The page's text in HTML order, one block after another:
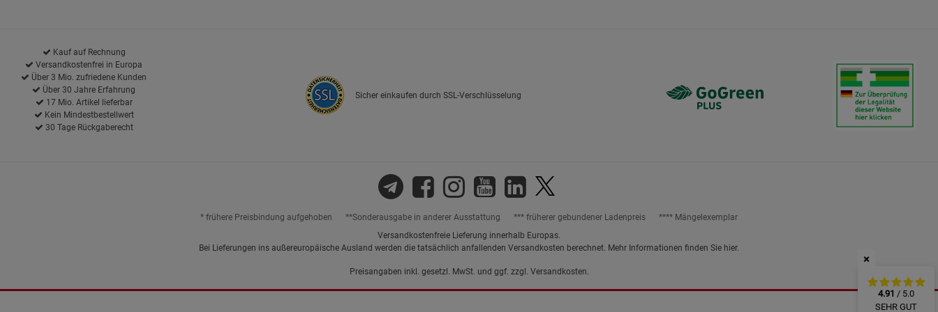
×
4.91 / 5.0
SEHR GUT
Kauf auf Rechnung
Versandkostenfrei in Europa
Über 3 Mio. zufriedene Kunden
Über 30 Jahre Erfahrung
17 Mio. Artikel lieferbar
Kein Mindestbestellwert
30 Tage Rückgaberecht
Sicher einkaufen durch SSL-Verschlüsselung
* frühere Preisbindung aufgehoben **Sonderausgabe in anderer Ausstattung *** früherer gebundener Ladenpreis
**** Mängelexemplar
Versandkostenfreie Lieferung innerhalb Europas.
Bei Lieferungen ins außereuropäische Ausland werden die tatsächlich anfallenden Versandkosten berechnet. Mehr Informationen finden Sie hier.
Preisangaben inkl. gesetzl. MwSt. und ggf. zzgl. Versandkosten.